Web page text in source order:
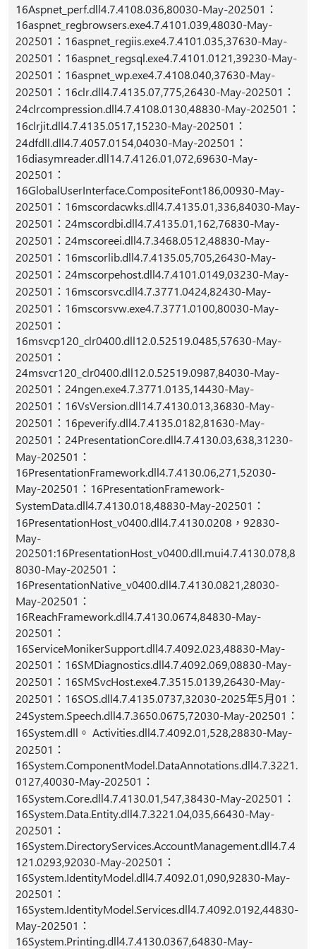
16Aspnet_perf.dll4.7.4108.036,80030-May-202501：
16aspnet_regbrowsers.exe4.7.4101.039,48030-May-
202501：16aspnet_regiis.exe4.7.4101.035,37630-May-
202501：16aspnet_regsql.exe4.7.4101.0121,39230-May-
202501：16aspnet_wp.exe4.7.4108.040,37630-May-
202501：16clr.dll4.7.4135.07,775,26430-May-202501：
24clrcompression.dll4.7.4108.0130,48830-May-202501：
16clrjit.dll4.7.4135.0517,15230-May-202501：
24dfdll.dll4.7.4057.0154,04030-May-202501：
16diasymreader.dll14.7.4126.01,072,69630-May-
202501：
16GlobalUserInterface.CompositeFont186,00930-May-
202501：16mscordacwks.dll4.7.4135.01,336,84030-May-
202501：24mscordbi.dll4.7.4135.01,162,76830-May-
202501：24mscoreei.dll4.7.3468.0512,48830-May-
202501：16mscorlib.dll4.7.4135.05,705,26430-May-
202501：24mscorpehost.dll4.7.4101.0149,03230-May-
202501：16mscorsvc.dll4.7.3771.0424,82430-May-
202501：16mscorsvw.exe4.7.3771.0100,80030-May-
202501：
16msvcp120_clr0400.dll12.0.52519.0485,57630-May-
202501：
24msvcr120_clr0400.dll12.0.52519.0987,84030-May-
202501：24ngen.exe4.7.3771.0135,14430-May-
202501：16VsVersion.dll14.7.4130.013,36830-May-
202501：16peverify.dll4.7.4135.0182,81630-May-
202501：24PresentationCore.dll4.7.4130.03,638,31230-
May-202501：
16PresentationFramework.dll4.7.4130.06,271,52030-
May-202501：16PresentationFramework-
SystemData.dll4.7.4130.018,48830-May-202501：
16PresentationHost_v0400.dll4.7.4130.0208，92830-
May-
202501:16PresentationHost_v0400.dll.mui4.7.4130.078,8
8030-May-202501：
16PresentationNative_v0400.dll4.7.4130.0821,28030-
May-202501：
16ReachFramework.dll4.7.4130.0674,84830-May-
202501：
16ServiceMonikerSupport.dll4.7.4092.023,48830-May-
202501：16SMDiagnostics.dll4.7.4092.069,08830-May-
202501：16SMSvcHost.exe4.7.3515.0139,26430-May-
202501：16SOS.dll4.7.4135.0737,32030-2025年5月01：
24System.Speech.dll4.7.3650.0675,72030-May-202501：
16System.dll。 Activities.dll4.7.4092.01,528,28830-May-
202501：
16System.ComponentModel.DataAnnotations.dll4.7.3221.
0127,40030-May-202501：
16System.Core.dll4.7.4130.01,547,38430-May-202501：
16System.Data.Entity.dll4.7.3221.04,035,66430-May-
202501：
16System.DirectoryServices.AccountManagement.dll4.7.4
121.0293,92030-May-202501：
16System.IdentityModel.dll4.7.4092.01,090,92830-May-
202501：
16System.IdentityModel.Services.dll4.7.4092.0192,44830-
May-202501：
16System.Printing.dll4.7.4130.0367,64830-May-